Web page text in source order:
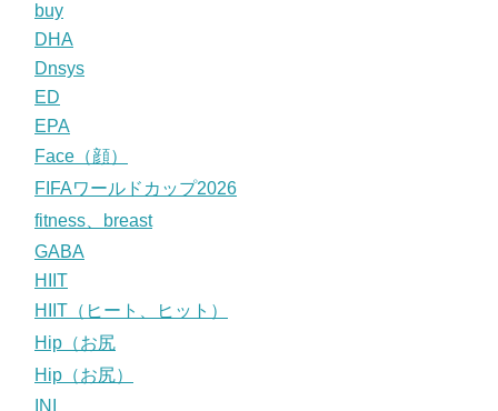
buy
DHA
Dnsys
ED
EPA
Face（顔）
FIFAワールドカップ2026
fitness、breast
GABA
HIIT
HIIT（ヒート、ヒット）
Hip（お尻
Hip（お尻）
INI